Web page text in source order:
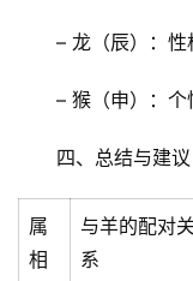
– 龙（辰）：性
– 猴（申）：个
四、总结与建议
属
相
与羊的配对关
系